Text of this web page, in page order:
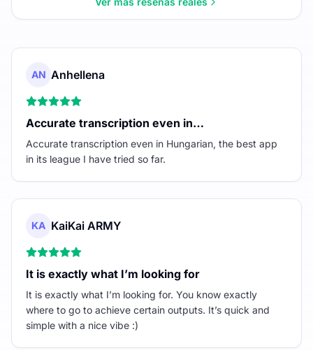
AN Anhellena
Accurate transcription even in…
Accurate transcription even in Hungarian, the best app
in its league I have tried so far.
KA KaiKai ARMY
It is exactly what I’m looking for
It is exactly what I’m looking for. You know exactly
where to go to achieve certain outputs. It’s quick and
simple with a nice vibe :)